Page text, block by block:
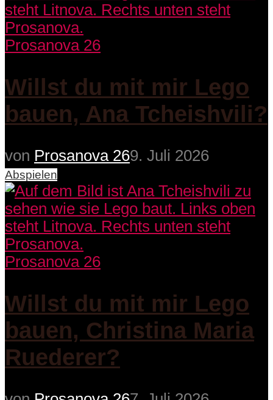
Prosanova 26
Willst du mit mir Lego
bauen, Ana Tcheishvili?
von Prosanova 269. Juli 2026
Abspielen
Prosanova 26
Willst du mit mir Lego
bauen, Christina Maria
Ruederer?